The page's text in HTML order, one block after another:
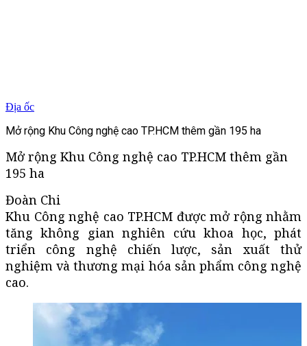
Địa ốc
Mở rộng Khu Công nghệ cao TP.HCM thêm gần 195 ha
Mở rộng Khu Công nghệ cao TP.HCM thêm gần
195 ha
Đoàn Chi
Khu Công nghệ cao TP.HCM được mở rộng nhằm
tăng không gian nghiên cứu khoa học, phát
triển công nghệ chiến lược, sản xuất thử
nghiệm và thương mại hóa sản phẩm công nghệ
cao.